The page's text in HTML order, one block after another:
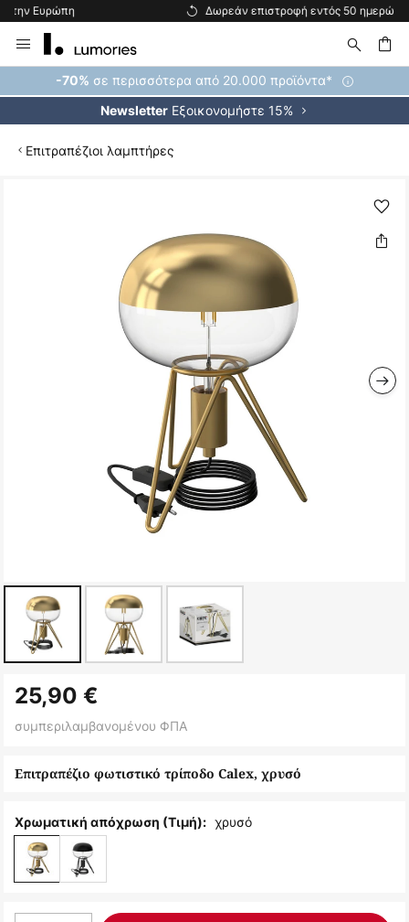
Δωρεάν επιστροφή εντός 50 ημερών
Μετάβαση
στο
περιεχόμενο
-70% σε περισσότερα από 20.000 προϊόντα*
Newsletter Εξοικονομήστε 15%
Επιτραπέζιοι λαμπτήρες
στην
αρχή
συλλογής
Επιτραπέζιο φωτιστικό τρίποδο Calex, χρυσό
25,90 €
συμπεριλαμβανομένου ΦΠΑ
Χρωματική απόχρωση (Τιμή): χρυσό